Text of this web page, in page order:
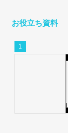
お役立ち資料